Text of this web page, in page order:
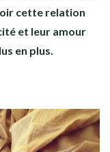
cette relation
et leur amour
en plus.